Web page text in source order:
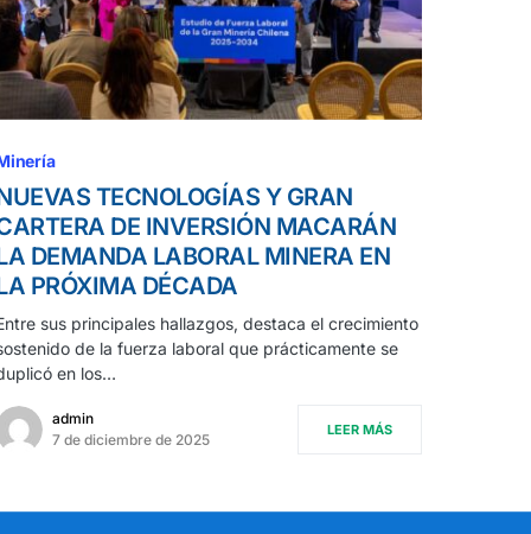
TECNOLOGÍAS Y GRAN
DE INVERSIÓN MACARÁN
DEMANDA LABORAL MINERA EN
PRÓXIMA DÉCADA
sus principales hallazgos, destaca el crecimiento
de la fuerza laboral que prácticamente se
en los…
admin
7 de diciembre de 2025
LEER MÁS